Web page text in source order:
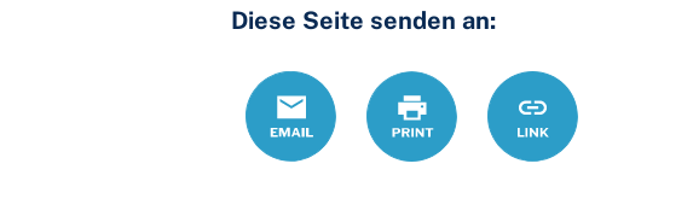
Diese Seite senden an:
Email Print https://
Link